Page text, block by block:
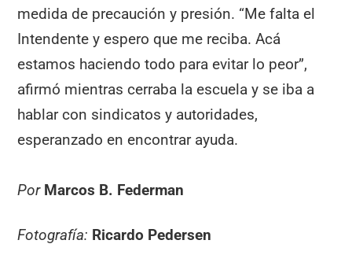
medida de precaución y presión. “Me falta el
Intendente y espero que me reciba. Acá
estamos haciendo todo para evitar lo peor”,
afirmó mientras cerraba la escuela y se iba a
hablar con sindicatos y autoridades,
esperanzado en encontrar ayuda.
Por Marcos B. Federman
Fotografía: Ricardo Pedersen